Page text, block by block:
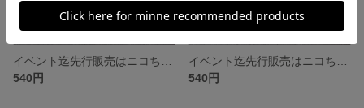
540円
540円